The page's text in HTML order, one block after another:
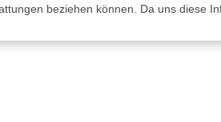
beziehen können. Da uns diese